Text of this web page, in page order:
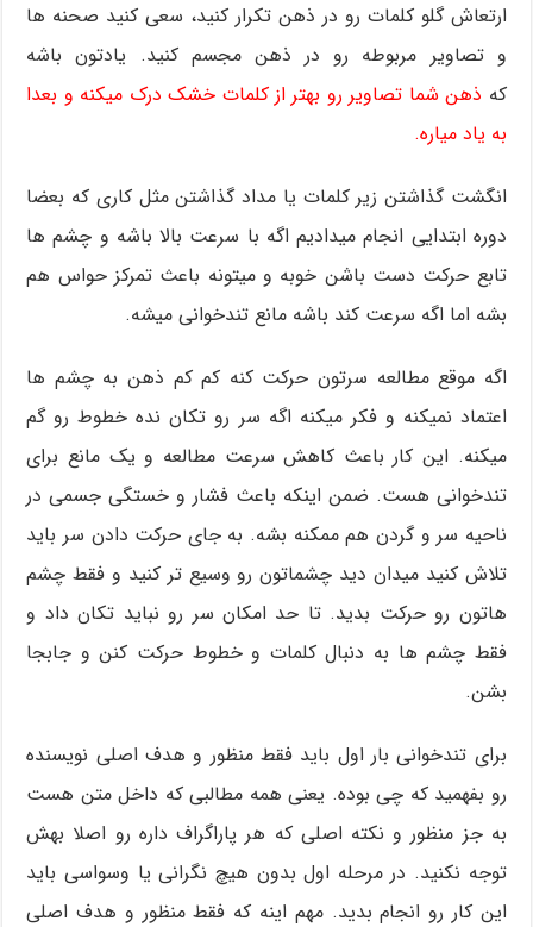
ارتعاش گلو کلمات رو در ذهن تکرار کنید، سعی کنید صحنه ها
و تصاویر مربوطه رو در ذهن مجسم کنید. یادتون باشه
که ذهن شما تصاویر رو بهتر از کلمات خشک درک میکنه و بعدا
به یاد میاره.
انگشت گذاشتن زیر کلمات یا مداد گذاشتن مثل کاری که بعضا
دوره ابتدایی انجام میدادیم اگه با سرعت بالا باشه و چشم ها
تابع حرکت دست باشن خوبه و میتونه باعث تمرکز حواس هم
بشه اما اگه سرعت کند باشه مانع تندخوانی میشه.
اگه موقع مطالعه سرتون حرکت کنه کم کم ذهن به چشم ها
اعتماد نمیکنه و فکر میکنه اگه سر رو تکان نده خطوط رو گم
میکنه. این کار باعث کاهش سرعت مطالعه و یک مانع برای
تندخوانی هست. ضمن اینکه باعث فشار و خستگی جسمی در
ناحیه سر و گردن هم ممکنه بشه. به جای حرکت دادن سر باید
تلاش کنید میدان دید چشماتون رو وسیع تر کنید و فقط چشم
هاتون رو حرکت بدید. تا حد امکان سر رو نباید تکان داد و
فقط چشم ها به دنبال کلمات و خطوط حرکت کنن و جابجا
بشن.
برای تندخوانی بار اول باید فقط منظور و هدف اصلی نویسنده
رو بفهمید که چی بوده. یعنی همه مطالبی که داخل متن هست
به جز منظور و نکته اصلی که هر پاراگراف داره رو اصلا بهش
توجه نکنید. در مرحله اول بدون هیچ نگرانی یا وسواسی باید
این کار رو انجام بدید. مهم اینه که فقط منظور و هدف اصلی